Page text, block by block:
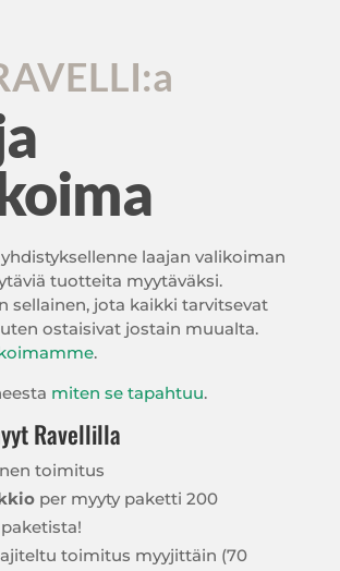
laajan valikoiman
tuotteita myytäväksi.
sellainen, jota kaikki tarvitsevat
ostaisivat jostain muualta.
.
miten se tapahtuu.
Ravellilla
toimitus
per myyty paketti 200
toimitus myyjittäin (70